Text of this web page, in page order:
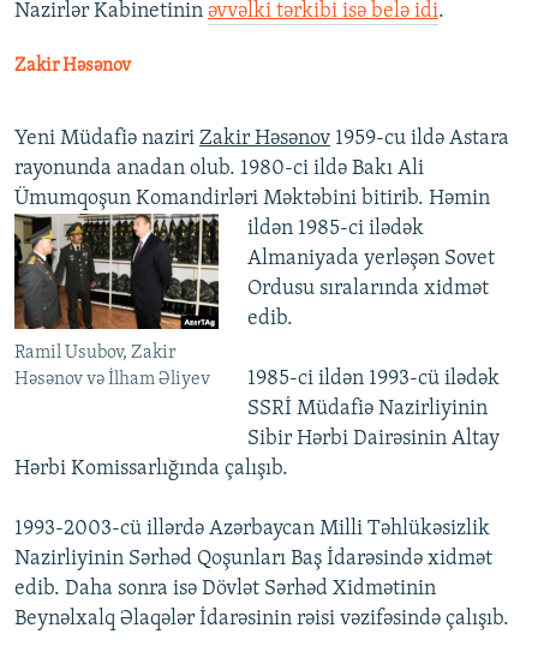
Nazirlər Kabinetinin əvvəlki tərkibi isə belə idi.
Zakir Həsənov
Yeni Müdafiə naziri Zakir Həsənov 1959-cu ildə Astara
rayonunda anadan olub. 1980-ci ildə Bakı Ali
Ümumqoşun Komandirləri Məktəbini bitirib.
Ramil Usubov, Zakir
Həsənov və İlham Əliyev
Həmin
ildən 1985-ci ilədək
Almaniyada yerləşən Sovet
Ordusu sıralarında xidmət
edib.
1985-ci ildən 1993-cü ilədək
SSRİ Müdafiə Nazirliyinin
Sibir Hərbi Dairəsinin Altay
Hərbi Komissarlığında çalışıb.
1993-2003-cü illərdə Azərbaycan Milli Təhlükəsizlik
Nazirliyinin Sərhəd Qoşunları Baş İdarəsində xidmət
edib. Daha sonra isə Dövlət Sərhəd Xidmətinin
Beynəlxalq Əlaqələr İdarəsinin rəisi vəzifəsində çalışıb.